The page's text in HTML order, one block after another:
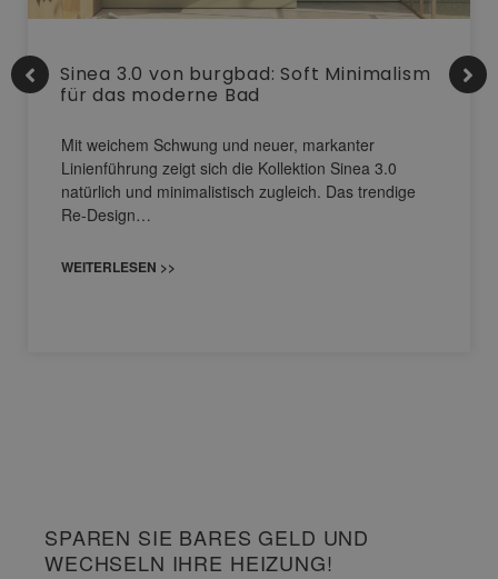
Sinea 3.0 von burgbad: Soft Minimalism
für das moderne Bad
Mit weichem Schwung und neuer, markanter
Linienführung zeigt sich die Kollektion Sinea 3.0
natürlich und minimalistisch zugleich. Das trendige
Re-Design…
WEITERLESEN >>
SPAREN SIE BARES GELD UND
WECHSELN IHRE HEIZUNG!